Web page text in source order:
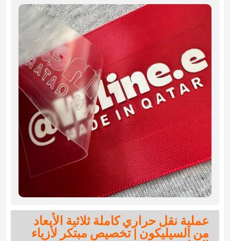
عملية نقل حراري كاملة ثلاثية الأبعاد
من السيليكون | تخصيص مبتكر لأزياء